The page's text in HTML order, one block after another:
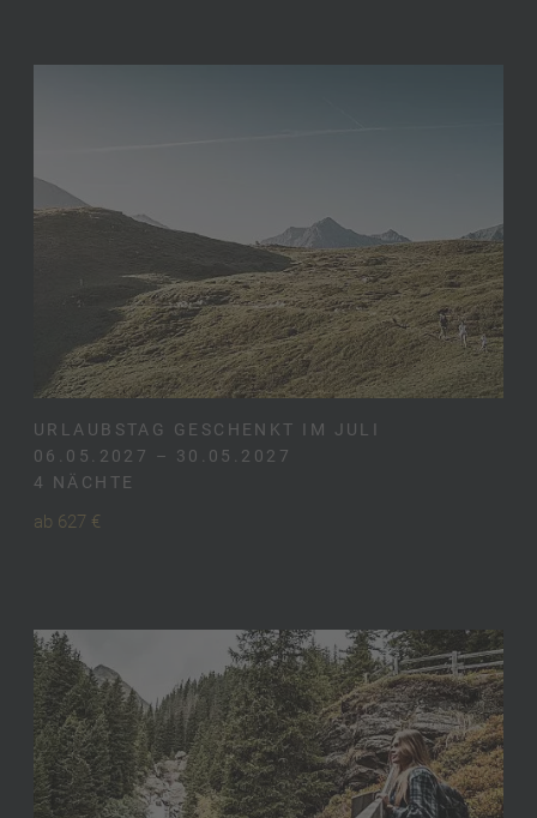
URLAUBSTAG GESCHENKT IM JULI
06.05.2027 – 30.05.2027
4 NÄCHTE
ab 627 €